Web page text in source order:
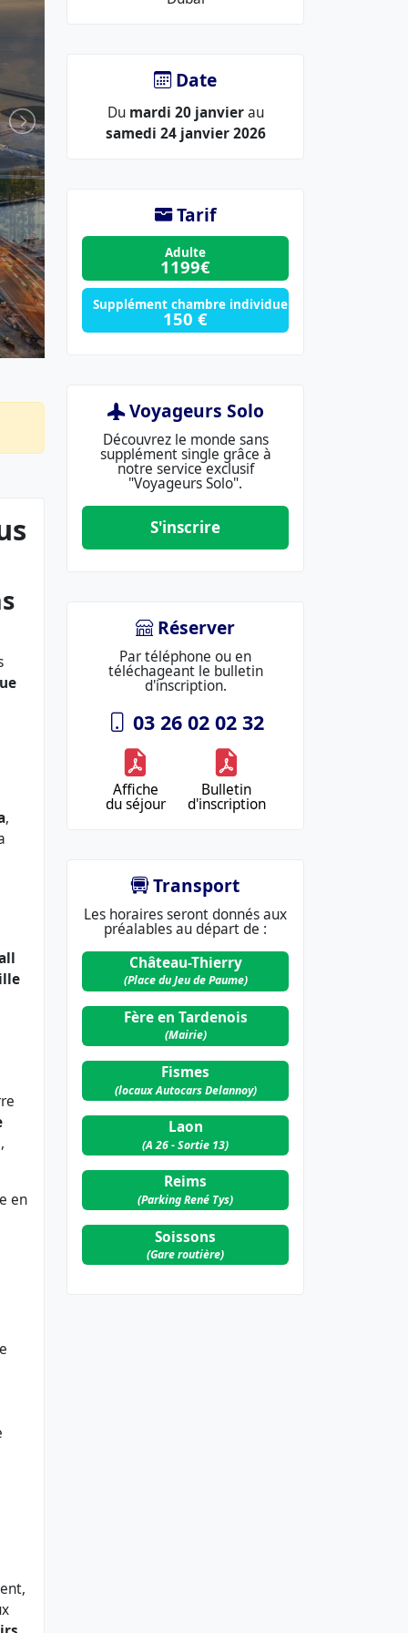
,
,
en
Date
Du mardi 20 janvierau
samedi 24 janvier 2026
Tarif
Adulte
1199€
Supplément chambre individuelle
150 €
Voyageurs Solo
Découvrez le monde sans
supplément single grâce à
notre service exclusif
"Voyageurs Solo".
S'inscrire
Réserver
Par téléphone ou en
téléchageant le bulletin
d'inscription.
03 26 02 02 32
Affiche
du séjour
Bulletin
d'inscription
Transport
Les horaires seront donnés aux
préalables au départ de :
Château-Thierry
(Place du Jeu de Paume)
Fère en Tardenois
(Mairie)
Fismes
(locaux Autocars Delannoy)
Laon
(A 26 - Sortie 13)
Reims
(Parking René Tys)
Soissons
(Gare routière)